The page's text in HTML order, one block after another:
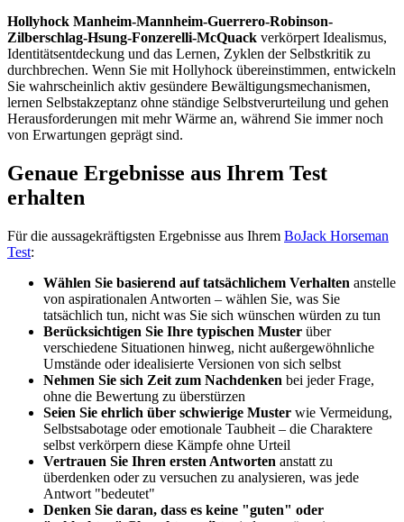
Hollyhock Manheim-Mannheim-Guerrero-Robinson-
Zilberschlag-Hsung-Fonzerelli-McQuack verkörpert Idealismus,
Identitätsentdeckung und das Lernen, Zyklen der Selbstkritik zu
durchbrechen. Wenn Sie mit Hollyhock übereinstimmen, entwickeln
Sie wahrscheinlich aktiv gesündere Bewältigungsmechanismen,
lernen Selbstakzeptanz ohne ständige Selbstverurteilung und gehen
Herausforderungen mit mehr Wärme an, während Sie immer noch
von Erwartungen geprägt sind.
Genaue Ergebnisse aus Ihrem Test
erhalten
Für die aussagekräftigsten Ergebnisse aus Ihrem BoJack Horseman
Test:
Wählen Sie basierend auf tatsächlichem Verhalten anstelle
von aspirationalen Antworten – wählen Sie, was Sie
tatsächlich tun, nicht was Sie sich wünschen würden zu tun
Berücksichtigen Sie Ihre typischen Muster über
verschiedene Situationen hinweg, nicht außergewöhnliche
Umstände oder idealisierte Versionen von sich selbst
Nehmen Sie sich Zeit zum Nachdenken bei jeder Frage,
ohne die Bewertung zu überstürzen
Seien Sie ehrlich über schwierige Muster wie Vermeidung,
Selbstsabotage oder emotionale Taubheit – die Charaktere
selbst verkörpern diese Kämpfe ohne Urteil
Vertrauen Sie Ihren ersten Antworten anstatt zu
überdenken oder zu versuchen zu analysieren, was jede
Antwort "bedeutet"
Denken Sie daran, dass es keine "guten" oder